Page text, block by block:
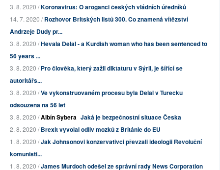
3. 8. 2020 /Koronavirus: O aroganci českých vládních úředníků
14. 7. 2020 /Rozhovor Britských listů 300. Co znamená vítězství
Andrzeje Dudy pr...
3. 8. 2020 /Hevala Delal - a Kurdish woman who has been sentenced to
56 years ...
3. 8. 2020 /Pro člověka, který zažil diktaturu v Sýrii, je šířící se
autoritářs...
3. 8. 2020 /Ve vykonstruovaném procesu byla Delal v Turecku
odsouzena na 56 let
3. 8. 2020 /Albín Sybera Jaká je bezpečnostní situace Česka
2. 8. 2020 /Brexit vyvolal odliv mozků z Británie do EU
1. 8. 2020 /Jak Johnsonovi konzervativci převzali ideologii Revoluční
komunisti...
1. 8. 2020 /James Murdoch odešel ze správní rady News Corporation